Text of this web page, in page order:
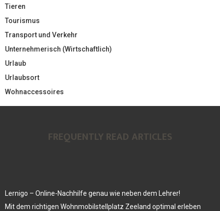
Tieren
Tourismus
Transport und Verkehr
Unternehmerisch (Wirtschaftlich)
Urlaub
Urlaubsort
Wohnaccessoires
FREQUENTLY READ ARTICLES
Lernigo – Online-Nachhilfe genau wie neben dem Lehrer!
Mit dem richtigen Wohnmobilstellplatz Zeeland optimal erleben